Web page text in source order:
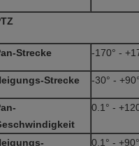
Strecke -170° -
Strecke -30° - +90°
0.1° -
0.1° -